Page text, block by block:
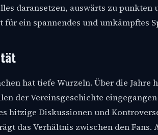
daransetzen, auswärts zu punkten
ein spannendes und umkämpftes
hat tiefe Wurzeln. Über die Jahre
der Vereinsgeschichte
hitzige Diskussionen und
das Verhältnis zwischen den Fans.